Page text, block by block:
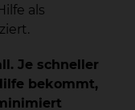
als
Je schneller
bekommt,